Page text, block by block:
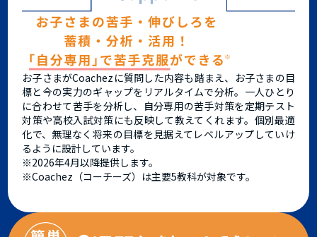
お子さまがCoachezに質問した内容も踏まえ、お子さまの目
標と今の実力のギャップをリアルタイムで分析。一人ひとり
に合わせて苦手を分析し、自分専用の苦手対策を定期テスト
対策や高校入試対策にも反映して教えてくれます。個別最適
化で、無理なく将来の目標を見据えてレベルアップしていけ
るように設計しています。
※2026年4月以降提供します。
※Coachez（コーチーズ）は主要5教科が対象です。